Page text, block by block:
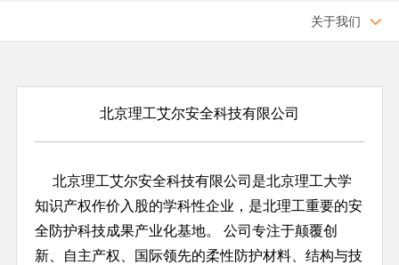
关于我们 
北京理工艾尔安全科技有限公司
北京理工艾尔安全科技有限公司是北京理工大学
知识产权作价入股的学科性企业，是北理工重要的安
全防护科技成果产业化基地。 公司专注于颠覆创
新、自主产权、国际领先的柔性防护材料、结构与技